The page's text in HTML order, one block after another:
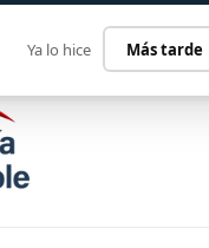
Ya lo hice Más tarde